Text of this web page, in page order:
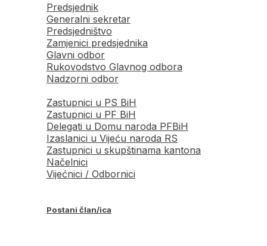
Predsjednik
Generalni sekretar
Predsjedništvo
Zamjenici predsjednika
Glavni odbor
Rukovodstvo Glavnog odbora
Nadzorni odbor
Zastupnici u PS BiH
Zastupnici u PF BiH
Delegati u Domu naroda PFBiH
Izaslanici u Vijeću naroda RS
Zastupnici u skupštinama kantona
Načelnici
Vijećnici / Odbornici
Postani član/ica